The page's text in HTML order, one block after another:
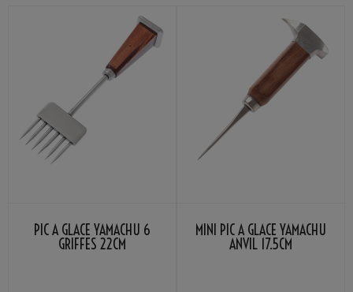
PIC À GLACE YAMACHU 6
GRIFFES 22CM
MINI PIC À GLACE YAMACHU
ANVIL 17.5CM